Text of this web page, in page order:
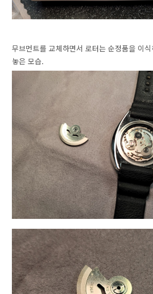
무브먼트를 교체하면서 로터는 순정품을 이
놓은 모습.